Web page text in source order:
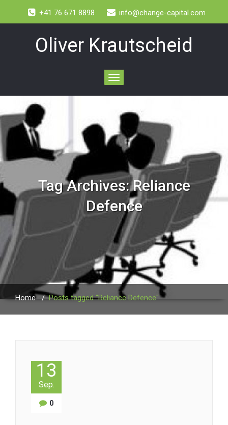
+41 76 671 8898 info@change-capital.com
Oliver Krautscheid
Toggle
navigation
Tag Archives:Reliance
Defence
Home/Posts tagged "Reliance Defence"
13
Sep.
0